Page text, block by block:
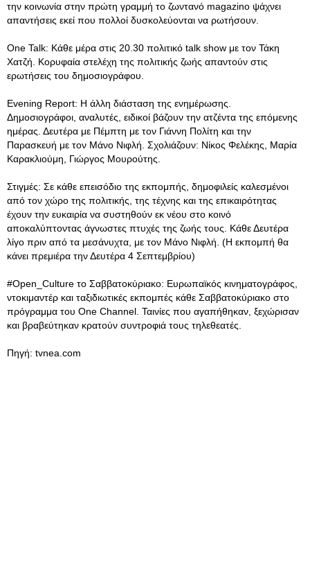
την κοινωνία στην πρώτη γραμμή το ζωντανό magazinο ψάχνει
απαντήσεις εκεί που πολλοί δυσκολεύονται να ρωτήσουν.
One Talk: Κάθε μέρα στις 20.30 πολιτικό talk show με τον Τάκη
Χατζή. Κορυφαία στελέχη της πολιτικής ζωής απαντούν στις
ερωτήσεις του δημοσιογράφου.
Evening Report: Η άλλη διάσταση της ενημέρωσης.
Δημοσιογράφοι, αναλυτές, ειδικοί βάζουν την ατζέντα της επόμενης
ημέρας. Δευτέρα με Πέμπτη με τον Γιάννη Πολίτη και την
Παρασκευή με τον Μάνο Νιφλή. Σχολιάζουν: Νίκος Φελέκης, Μαρία
Καρακλιούμη, Γιώργος Μουρούτης.
Στιγμές: Σε κάθε επεισόδιο της εκπομπής, δημοφιλείς καλεσμένοι
από τον χώρο της πολιτικής, της τέχνης και της επικαιρότητας
έχουν την ευκαιρία να συστηθούν εκ νέου στο κοινό
αποκαλύπτοντας άγνωστες πτυχές της ζωής τους. Κάθε Δευτέρα
λίγο πριν από τα μεσάνυχτα, με τον Μάνο Νιφλή. (Η εκπομπή θα
κάνει πρεμιέρα την Δευτέρα 4 Σεπτεμβρίου)
#Open_Culture το Σαββατοκύριακο: Ευρωπαϊκός κινηματογράφος,
ντοκιμαντέρ και ταξιδιωτικές εκπομπές κάθε Σαββατοκύριακο στο
πρόγραμμα του One Channel. Ταινίες που αγαπήθηκαν, ξεχώρισαν
και βραβεύτηκαν κρατούν συντροφιά τους τηλεθεατές.
Πηγή: tvnea.com